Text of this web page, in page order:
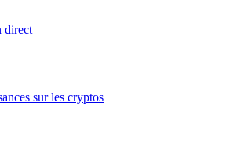
direct
sur les cryptos